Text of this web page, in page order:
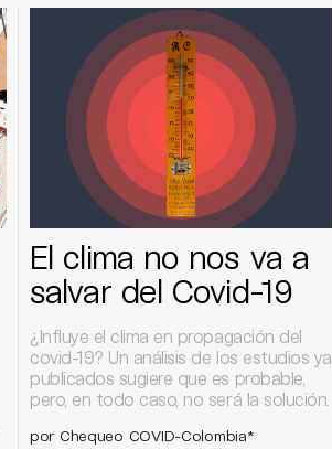
El clima no nos va a
salvar del Covid-19
¿Influye el clima en propagación del
covid-19? Un análisis de los estudios ya
publicados sugiere que es probable,
pero, en todo caso, no será la solución.
por Chequeo COVID-Colombia*